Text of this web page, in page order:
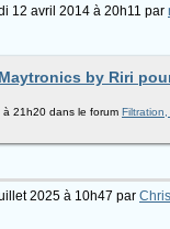
12 avril 2014 à 20h11 par
by Riri
21h20 dans le forum
2025 à 10h47 par